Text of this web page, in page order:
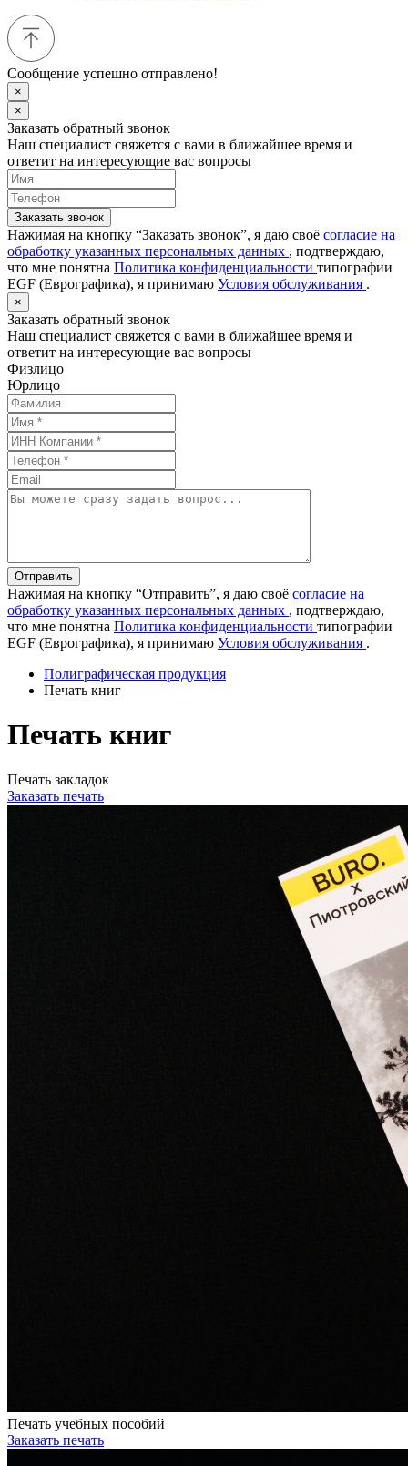
Сообщение успешно отправлено!
×
×
Заказать обратный звонок
Наш специалист свяжется с вами в ближайшее время и
ответит на интересующие вас вопросы
Заказать звонок
Нажимая на кнопку “Заказать звонок”, я даю своё согласие на
обработку указанных персональных данных , подтверждаю,
что мне понятна Политика конфиденциальности типографии
EGF (Еврографика), я принимаю Условия обслуживания .
×
Заказать обратный звонок
Наш специалист свяжется с вами в ближайшее время и
ответит на интересующие вас вопросы
Физлицо
Юрлицо
Отправить
Нажимая на кнопку “Отправить”, я даю своё согласие на
обработку указанных персональных данных , подтверждаю,
что мне понятна Политика конфиденциальности типографии
EGF (Еврографика), я принимаю Условия обслуживания .
Полиграфическая продукция
Печать книг
Печать книг
Печать закладок
Заказать печать
Печать учебных пособий
Заказать печать